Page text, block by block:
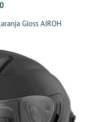
Gloss AIROH